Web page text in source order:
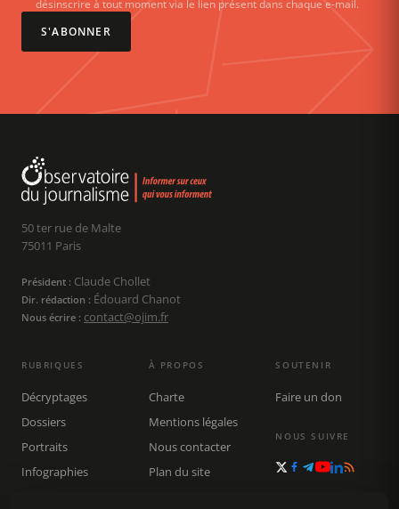
désinscrire à tout moment via le lien présent dans chaque e-mail.
S'ABONNER
50 ter rue de Malte
75011 Paris
Président : Claude Chollet
Dir. rédaction : Édouard Chanot
Nous écrire : contact@ojim.fr
RUBRIQUES
Décryptages
Dossiers
Portraits
Infographies
À PROPOS
Charte
Mentions légales
Nous contacter
Plan du site
SOUTENIR
Faire un don
NOUS SUIVRE